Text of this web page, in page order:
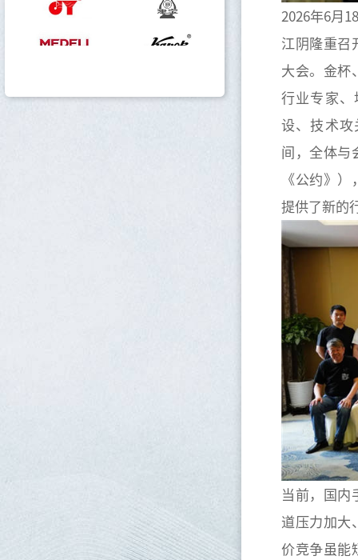
2026年6月
江阴隆重召
大会。金杯
行业专家
设、技术
间，全体与
《公约》
提供了新的
当前，国内
道压力加大
价竞争虽能